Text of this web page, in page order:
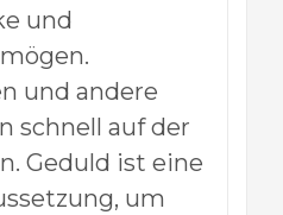
und
und andere
schnell auf der
Geduld ist eine
um